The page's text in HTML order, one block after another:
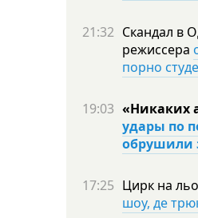
21:32 Скандал в
режиссера
порно
19:03 «Никаких
удары по
обрушили
17:25 Цирк на
шоу, де